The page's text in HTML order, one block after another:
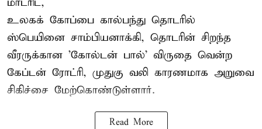
மாட்ரிட்,
உலகக் கோப்பை கால்பந்து தொடரில்
ஸ்பெயினை சாம்பியனாக்கி, தொடரின் சிறந்த
வீரருக்கான 'கோல்டன் பால்' விருதை வென்ற
கேப்டன் ரோட்ரி, முதுகு வலி காரணமாக அறுவை
சிகிச்சை மேற்கொண்டுள்ளார்.
Read More